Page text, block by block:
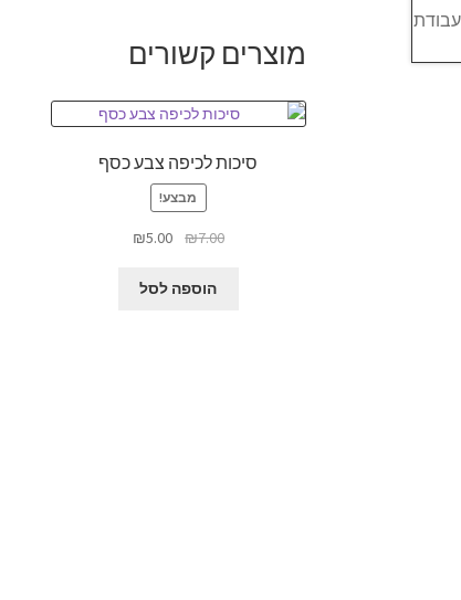
מוצרים קשורים
סיכות לכיפה צבע כסף
מבצע!
₪7.00
המחיר
היה:
₪5.00
הוספה לסל